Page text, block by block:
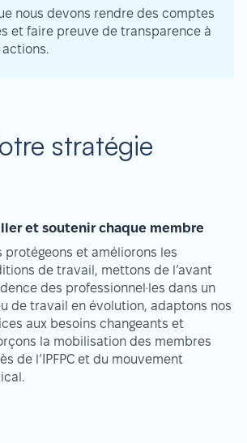
nous devons rendre des comptes
et faire preuve de transparence à
actions.
stratégie
et soutenir chaque membre
protégeons et améliorons les
de travail, mettons de l’avant
des professionnel·les dans un
de travail en évolution, adaptons nos
aux besoins changeants et
la mobilisation des membres
de l’IPFPC et du mouvement